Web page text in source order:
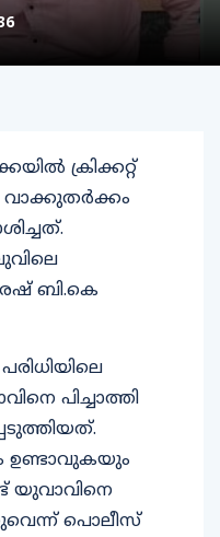
ക്രിക്കറ്റ്
വാക്കുതർക്കം
ബി.കെ
പിച്ചാത്തി
ഉണ്ടാവുകയും
യുവാവിനെ
പൊലീസ്